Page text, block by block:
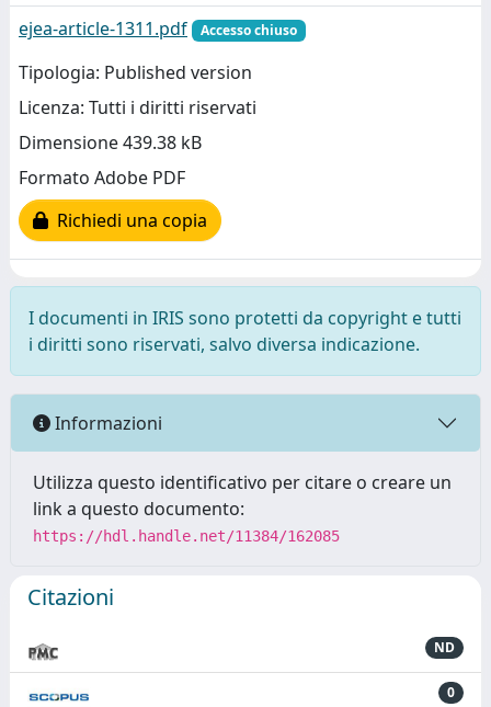
ejea-article-1311.pdf
Accesso chiuso
Tipologia: Published version
Licenza: Tutti i diritti riservati
Dimensione 439.38 kB
Formato Adobe PDF
Richiedi una copia
I documenti in IRIS sono protetti da copyright e tutti
i diritti sono riservati, salvo diversa indicazione.
Informazioni
Utilizza questo identificativo per citare o creare un
link a questo documento:
https://hdl.handle.net/11384/162085
Citazioni
ND
0